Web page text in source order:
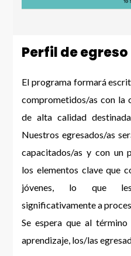
Perfil de egreso
El programa formará
comprometidos/as con la
de alta calidad
Nuestros egresados/as
capacitados/as y con un
los elementos clave que
jóvenes, lo que
significativamente a
Se espera que al
aprendizaje, los/las